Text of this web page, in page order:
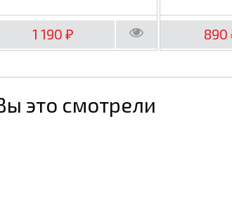
1 190₽ 890
это смотрели